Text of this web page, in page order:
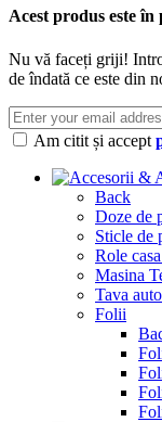
Acest produs este în
Nu vă faceți griji!
de îndată ce este din
Am citit și accept
Back
Doze de
Sticle de
Role
Masina
Tava
Folii